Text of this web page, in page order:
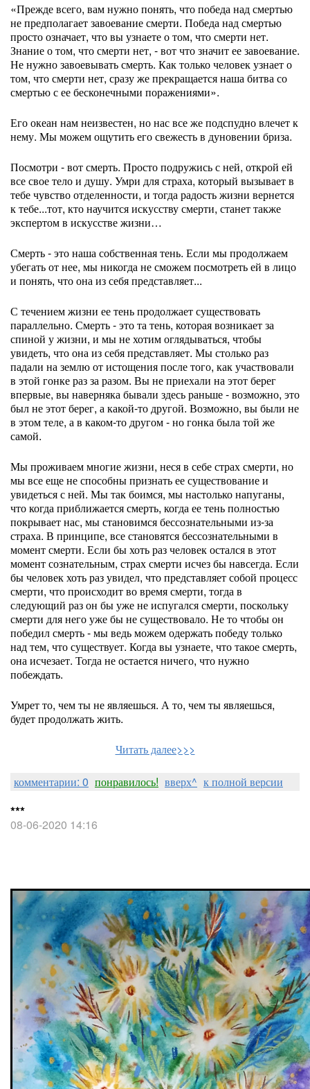
«Прежде всего, вам нужно понять, что победа над смертью
не предполагает завоевание смерти. Победа над смертью
просто означает, что вы узнаете о том, что смерти нет.
Знание о том, что смерти нет, - вот что значит ее завоевание.
Не нужно завоевывать смерть. Как только человек узнает о
том, что смерти нет, сразу же прекращается наша битва со
смертью с ее бесконечными поражениями».
Его океан нам неизвестен, но нас все же подспудно влечет к
нему. Мы можем ощутить его свежесть в дуновении бриза.
Посмотри - вот смерть. Просто подружись с ней, открой ей
все свое тело и душу. Умри для страха, который вызывает в
тебе чувство отделенности, и тогда радость жизни вернется
к тебе...тот, кто научится искусству смерти, станет также
экспертом в искусстве жизни…
Смерть - это наша собственная тень. Если мы продолжаем
убегать от нее, мы никогда не сможем посмотреть ей в лицо
и понять, что она из себя представляет...
С течением жизни ее тень продолжает существовать
параллельно. Смерть - это та тень, которая возникает за
спиной у жизни, и мы не хотим оглядываться, чтобы
увидеть, что она из себя представляет. Мы столько раз
падали на землю от истощения после того, как участвовали
в этой гонке раз за разом. Вы не приехали на этот берег
впервые, вы наверняка бывали здесь раньше - возможно, это
был не этот берег, а какой-то другой. Возможно, вы были не
в этом теле, а в каком-то другом - но гонка была той же
самой.
Мы проживаем многие жизни, неся в себе страх смерти, но
мы все еще не способны признать ее существование и
увидеться с ней. Мы так боимся, мы настолько напуганы,
что когда приближается смерть, когда ее тень полностью
покрывает нас, мы становимся бессознательными из-за
страха. В принципе, все становятся бессознательными в
момент смерти. Если бы хоть раз человек остался в этот
момент сознательным, страх смерти исчез бы навсегда. Если
бы человек хоть раз увидел, что представляет собой процесс
смерти, что происходит во время смерти, тогда в
следующий раз он бы уже не испугался смерти, поскольку
смерти для него уже бы не существовало. Не то чтобы он
победил смерть - мы ведь можем одержать победу только
над тем, что существует. Когда вы узнаете, что такое смерть,
она исчезает. Тогда не остается ничего, что нужно
побеждать.
Умрет то, чем ты не являешься. А то, чем ты являешься,
будет продолжать жить.
Читать далее>>>
комментарии: 0 понравилось! вверх^ к полной версии
***
08-06-2020 14:16